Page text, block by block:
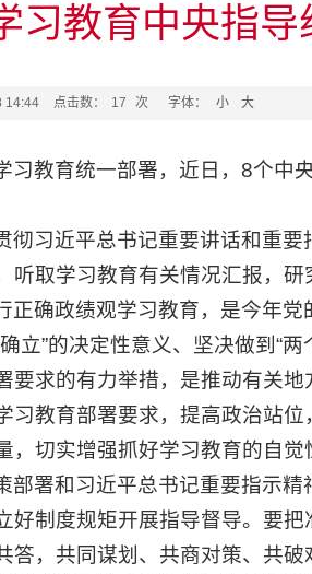
习教育中央指导
14:44 点击数： 17 次 字体： 小 大
教育统一部署，近日，8个中
习近平总书记重要讲话和重要
取学习教育有关情况汇报，研
确政绩观学习教育，是今年党
立”的决定性意义、坚决做到“两
求的有力举措，是推动有关
教育部署要求，提高政治站位
切实增强抓好学习教育的自觉
署和习近平总书记重要指示精
制度规矩开展指导督导。要
，共同谋划、共商对策、共